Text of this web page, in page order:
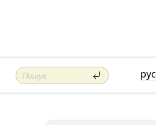
рус